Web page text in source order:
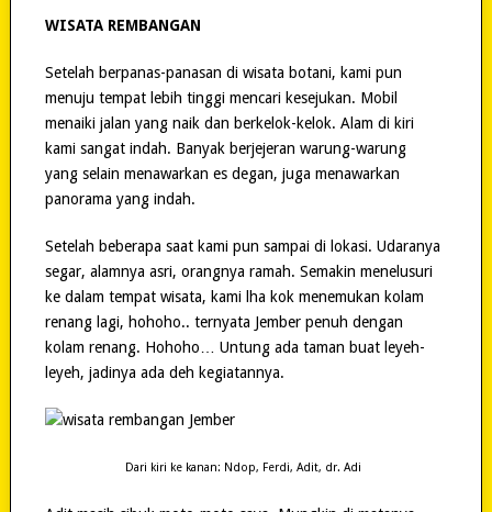
WISATA REMBANGAN
Setelah berpanas-panasan di wisata botani, kami pun
menuju tempat lebih tinggi mencari kesejukan. Mobil
menaiki jalan yang naik dan berkelok-kelok. Alam di kiri
kami sangat indah. Banyak berjejeran warung-warung
yang selain menawarkan es degan, juga menawarkan
panorama yang indah.
Setelah beberapa saat kami pun sampai di lokasi. Udaranya
segar, alamnya asri, orangnya ramah. Semakin menelusuri
ke dalam tempat wisata, kami lha kok menemukan kolam
renang lagi, hohoho.. ternyata Jember penuh dengan
kolam renang. Hohoho… Untung ada taman buat leyeh-
leyeh, jadinya ada deh kegiatannya.
Dari kiri ke kanan: Ndop, Ferdi, Adit, dr. Adi